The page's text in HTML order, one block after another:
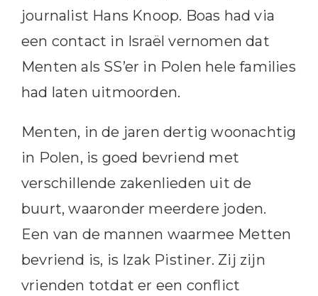
journalist Hans Knoop. Boas had via
een contact in Israël vernomen dat
Menten als SS’er in Polen hele families
had laten uitmoorden.
Menten, in de jaren dertig woonachtig
in Polen, is goed bevriend met
verschillende zakenlieden uit de
buurt, waaronder meerdere joden.
Een van de mannen waarmee Metten
bevriend is, is Izak Pistiner. Zij zijn
vrienden totdat er een conflict